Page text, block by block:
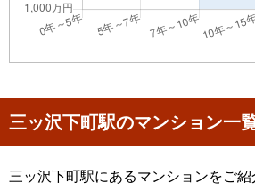
三ッ沢下町駅のマンション一
三ッ沢下町駅にあるマンションをご